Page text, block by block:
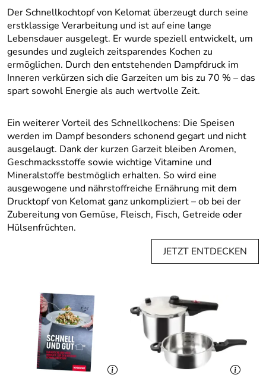
Der Schnellkochtopf von Kelomat überzeugt durch seine
erstklassige Verarbeitung und ist auf eine lange
Lebensdauer ausgelegt. Er wurde speziell entwickelt, um
gesundes und zugleich zeitsparendes Kochen zu
ermöglichen. Durch den entstehenden Dampfdruck im
Inneren verkürzen sich die Garzeiten um bis zu 70 % – das
spart sowohl Energie als auch wertvolle Zeit.
Ein weiterer Vorteil des Schnellkochens: Die Speisen
werden im Dampf besonders schonend gegart und nicht
ausgelaugt. Dank der kurzen Garzeit bleiben Aromen,
Geschmacksstoffe sowie wichtige Vitamine und
Mineralstoffe bestmöglich erhalten. So wird eine
ausgewogene und nährstoffreiche Ernährung mit dem
Drucktopf von Kelomat ganz unkompliziert – ob bei der
Zubereitung von Gemüse, Fleisch, Fisch, Getreide oder
Hülsenfrüchten.
JETZT ENTDECKEN